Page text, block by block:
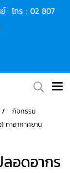
ย์ โทร : 02 807
กิจกรรม
ท่าอากาศยาน
อดอากร